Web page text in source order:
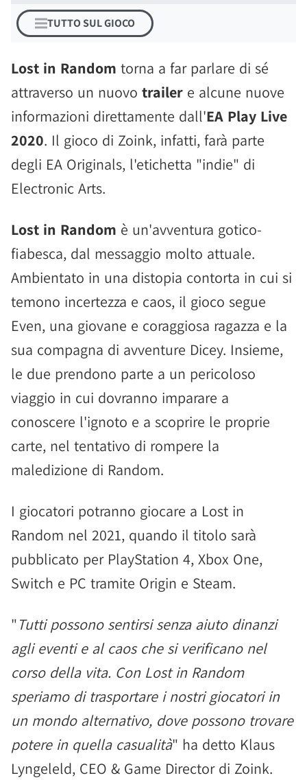
TUTTO SUL GIOCO
Lost in Random torna a far parlare di sé
attraverso un nuovo trailer e alcune nuove
informazioni direttamente dall'EA Play Live
2020. Il gioco di Zoink, infatti, farà parte
degli EA Originals, l'etichetta "indie" di
Electronic Arts.
Lost in Random è un'avventura gotico-
fiabesca, dal messaggio molto attuale.
Ambientato in una distopia contorta in cui si
temono incertezza e caos, il gioco segue
Even, una giovane e coraggiosa ragazza e la
sua compagna di avventure Dicey. Insieme,
le due prendono parte a un pericoloso
viaggio in cui dovranno imparare a
conoscere l'ignoto e a scoprire le proprie
carte, nel tentativo di rompere la
maledizione di Random.
I giocatori potranno giocare a Lost in
Random nel 2021, quando il titolo sarà
pubblicato per PlayStation 4, Xbox One,
Switch e PC tramite Origin e Steam.
"Tutti possono sentirsi senza aiuto dinanzi
agli eventi e al caos che si verificano nel
corso della vita. Con Lost in Random
speriamo di trasportare i nostri giocatori in
un mondo alternativo, dove possono trovare
potere in quella casualità" ha detto Klaus
Lyngeleld, CEO & Game Director di Zoink.